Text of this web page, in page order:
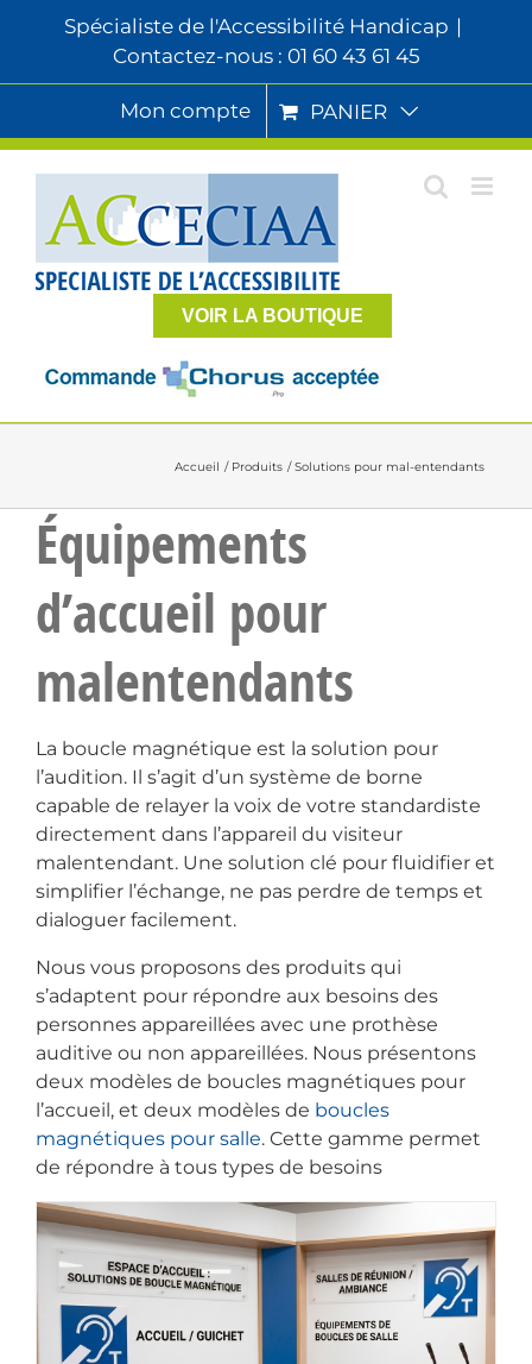
Spécialiste de l'Accessibilité Handicap |
Contactez-nous : 01 60 43 61 45
Mon compte PANIER
VOIR LA BOUTIQUE
Accueil Produits Solutions pour mal-entendants
Équipements
d’accueil pour
malentendants
La boucle magnétique est la solution pour
l’audition. Il s’agit d’un système de borne
capable de relayer la voix de votre standardiste
directement dans l’appareil du visiteur
malentendant. Une solution clé pour fluidifier et
simplifier l’échange, ne pas perdre de temps et
dialoguer facilement.
Nous vous proposons des produits qui
s’adaptent pour répondre aux besoins des
personnes appareillées avec une prothèse
auditive ou non appareillées. Nous présentons
deux modèles de boucles magnétiques pour
l’accueil, et deux modèles de boucles
magnétiques pour salle. Cette gamme permet
de répondre à tous types de besoins